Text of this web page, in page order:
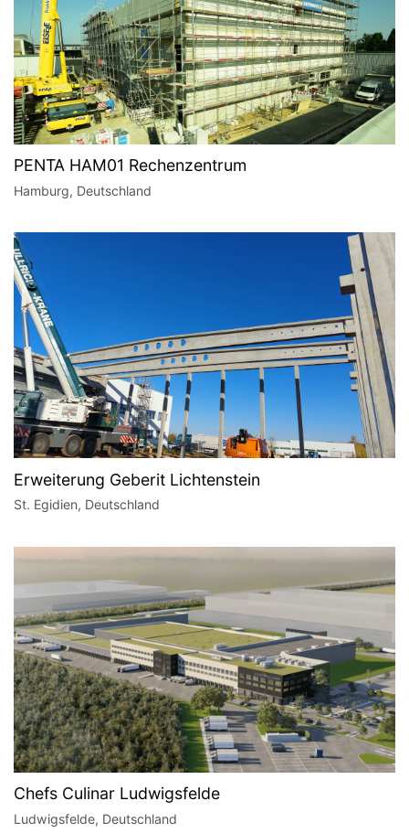
PENTA HAM01 Rechenzentrum
Hamburg, Deutschland
Erweiterung Geberit Lichtenstein
St. Egidien, Deutschland
Chefs Culinar Ludwigsfelde
Ludwigsfelde, Deutschland